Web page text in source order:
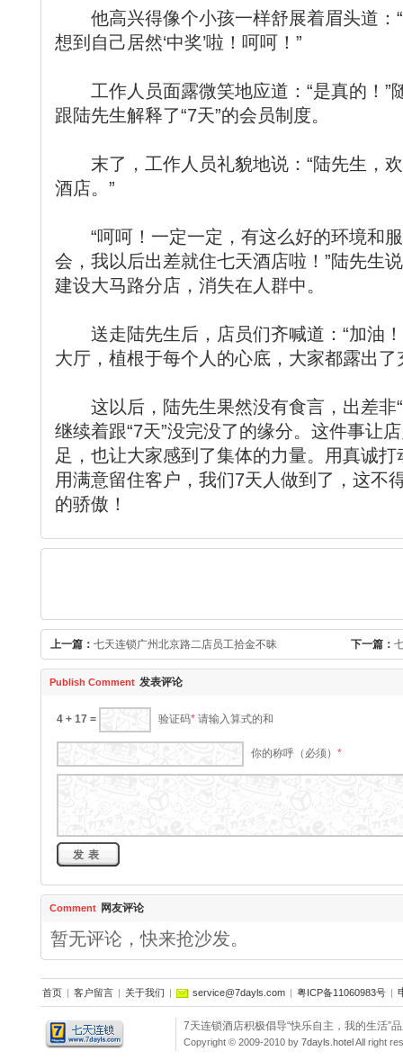
他高兴得像个小孩一样舒展着眉头道：“
想到自己居然‘中奖’啦！呵呵！”
工作人员面露微笑地应道：“是真的！”
跟陆先生解释了“7天”的会员制度。
末了，工作人员礼貌地说：“陆先生，欢
酒店。”
“呵呵！一定一定，有这么好的环境和服
会，我以后出差就住七天酒店啦！”陆先生
建设大马路分店，消失在人群中。
送走陆先生后，店员们齐喊道：“加油！
大厅，植根于每个人的心底，大家都露出了
这以后，陆先生果然没有食言，出差非
继续着跟“7天”没完没了的缘分。这件事让
足，也让大家感到了集体的力量。用真诚
用满意留住客户，我们7天人做到了，这不
的骄傲！
上一篇： 七天连锁广州北京路二店员工拾金不昧 下一篇：
Publish Comment 发表评论
4 + 17 = 验证码* 请输入算式的和
你的称呼（必须） *
Comment 网友评论
暂无评论，快来抢沙发。
首页 | 客户留言 | 关于我们 | service@7dayls.com | 粤ICP备11060983号 |
7天连锁酒店积极倡导“快乐自主，我的生活”
Copyright © 2009-2010 by 7dayls.hotelAll right